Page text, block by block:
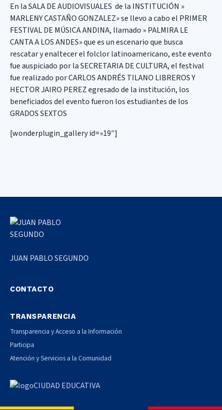
En la SALA DE AUDIOVISUALES de la INSTITUCIÓN »
MARLENY CASTAÑO GONZALEZ» se llevo a cabo el PRIMER
FESTIVAL DE MÚSICA ANDINA, llamado » PALMIRA LE
CANTA A LOS ANDES» que es un escenario que busca
rescatar y enaltecer el folclor latinoamericano, este evento
fue auspiciado por la SECRETARIA DE CULTURA, el festival
fue realizado por CARLOS ANDRÉS TILANO LIBREROS Y
HECTOR JAIRO PEREZ egresado de la institución, los
beneficiados del evento fueron los estudiantes de los
GRADOS SEXTOS
[wonderplugin_gallery id=»19″]
JUAN PABLO SEGUNDO
CONTACTO
TRANSPARENCIA
Transparencia y Acceso a la Información
Participa
Atención y Servicios a la Comunidad